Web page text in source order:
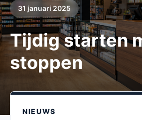
31 januari 2025
Tijdig starten
stoppen
NIEUWS